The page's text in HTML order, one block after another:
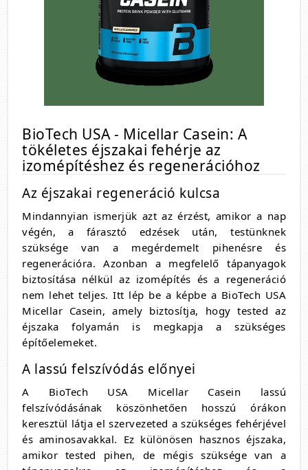
BioTech USA - Micellar Casein: A
tökéletes éjszakai fehérje az
izomépítéshez és regenerációhoz
Az éjszakai regeneráció kulcsa
Mindannyian ismerjük azt az érzést, amikor a nap
végén, a fárasztó edzések után, testünknek
szüksége van a megérdemelt pihenésre és
regenerációra. Azonban a megfelelő tápanyagok
biztosítása nélkül az izomépítés és a regeneráció
nem lehet teljes. Itt lép be a képbe a BioTech USA
Micellar Casein, amely biztosítja, hogy tested az
éjszaka folyamán is megkapja a szükséges
építőelemeket.
A lassú felszívódás előnyei
A BioTech USA Micellar Casein lassú
felszívódásának köszönhetően hosszú órákon
keresztül látja el szervezeted a szükséges fehérjével
és aminosavakkal. Ez különösen hasznos éjszaka,
amikor tested pihen, de mégis szüksége van a